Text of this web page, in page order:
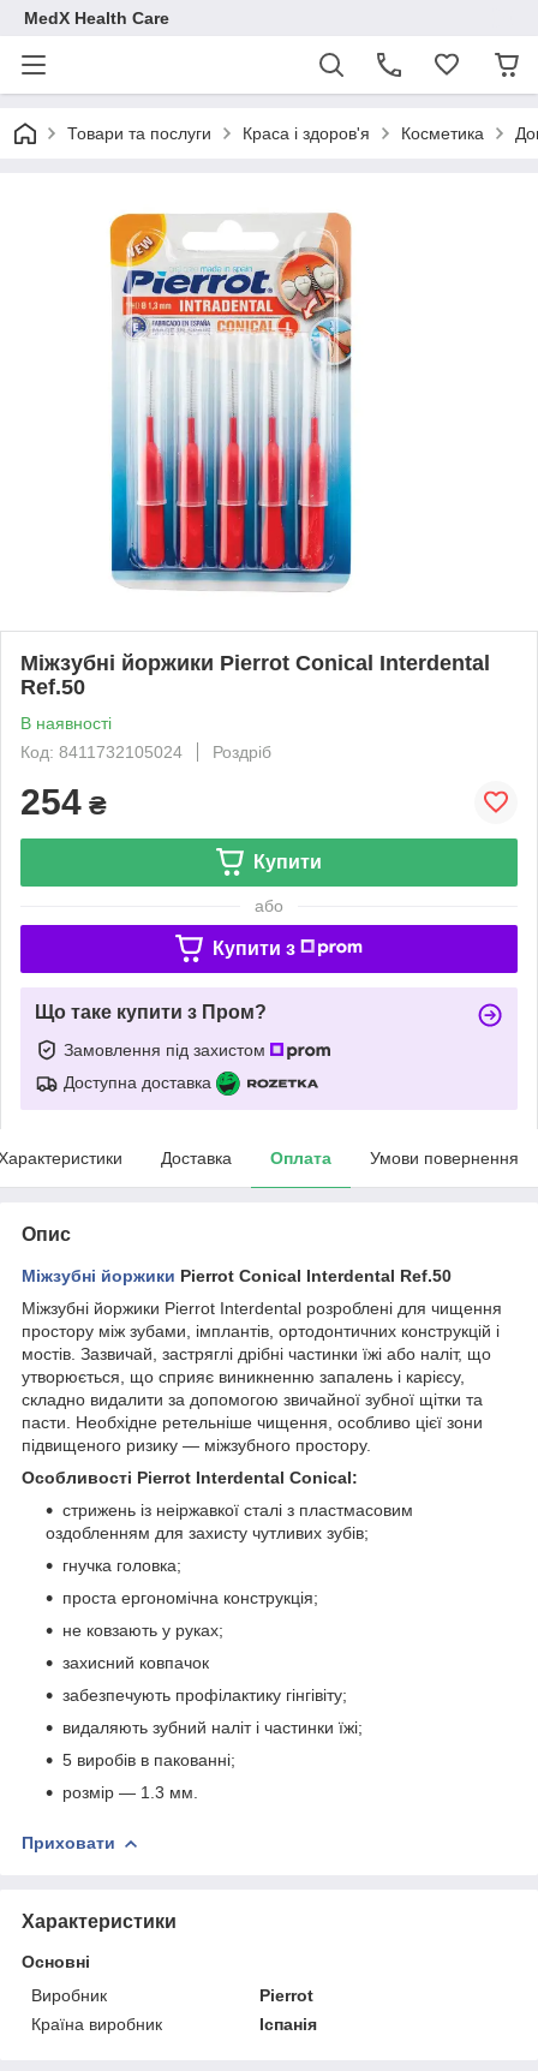
MedX Health Care
Товари та послуги Краса і здоров'я Косметика
Міжзубні йоржики Pierrot Conical Interdental
Ref.50
В наявності
Код: 8411732105024
Роздріб
254 ₴
Купити
або
Купити з
Що таке купити з Пром?
Замовлення під захистом
Доступна доставка
Доставка Оплата Умови повернення
Опис
Міжзубні йоржики Pierrot Conical Interdental Ref.50
Міжзубні йоржики Pierrot Interdental розроблені для чищення
простору між зубами, імплантів, ортодонтичних конструкцій і
мостів. Зазвичай, застряглі дрібні частинки їжі або наліт, що
утворюється, що сприяє виникненню запалень і карієсу,
складно видалити за допомогою звичайної зубної щітки та
пасти. Необхідне ретельніше чищення, особливо цієї зони
підвищеного ризику — міжзубного простору.
Особливості Pierrot Interdental Conical:
стрижень із неіржавкої сталі з пластмасовим
оздобленням для захисту чутливих зубів;
гнучка головка;
проста ергономічна конструкція;
не ковзають у руках;
захисний ковпачок
забезпечують профілактику гінгівіту;
видаляють зубний наліт і частинки їжі;
5 виробів в пакованні;
розмір — 1.3 мм.
Приховати
Характеристики
Основні
Виробник
Pierrot
Країна виробник
Іспанія